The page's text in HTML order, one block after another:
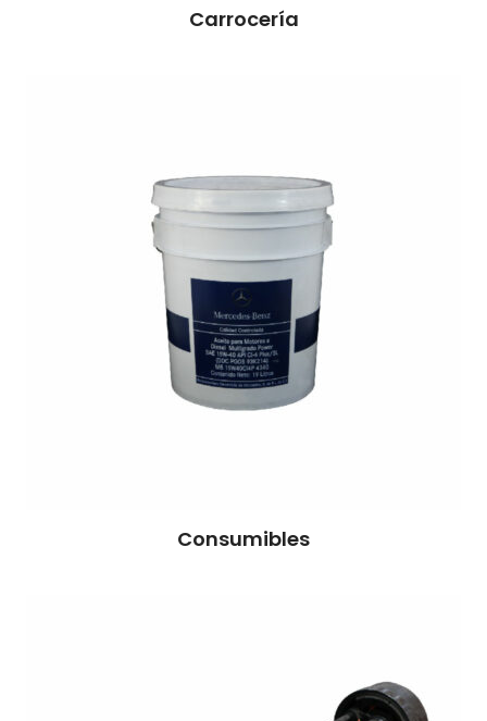
Carrocería
Consumibles